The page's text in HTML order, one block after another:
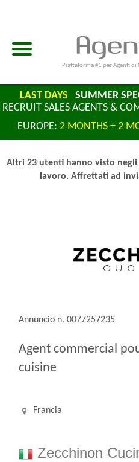
Piattaforma #1 per Agenti
LAST DAYS SUMMER
RECRUIT SALES AGENTS &
EUROPE: 2 MONTHS + 2
Altri 23 utenti hanno visto
lavoro. Affrettati ad
Annuncio n. 0077257235
Agent commercial
cuisine
Francia
Zecchinon